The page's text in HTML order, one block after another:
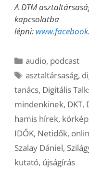
A DTM
kapcsolatba
lépni:
Kategória
audio, podcast
Címkék
asztaltársaság,
tanács, Digitális
mindenkinek, DKT,
hamis hírek, körkép
IDŐK, Netidők,
Szalay Dániel,
kutató, újságírás